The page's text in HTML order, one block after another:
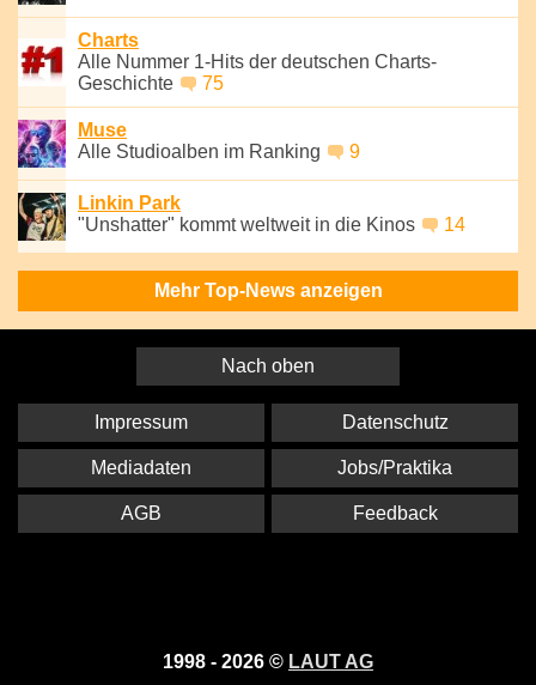
Charts
Alle Nummer 1-Hits der deutschen Charts-
Geschichte
75
Muse
Alle Studioalben im Ranking
9
Linkin Park
"Unshatter" kommt weltweit in die Kinos
14
Mehr Top-News anzeigen
Nach oben
1998 - 2026 © LAUT AG
Impressum Datenschutz
Mediadaten Jobs/Praktika
AGB Feedback